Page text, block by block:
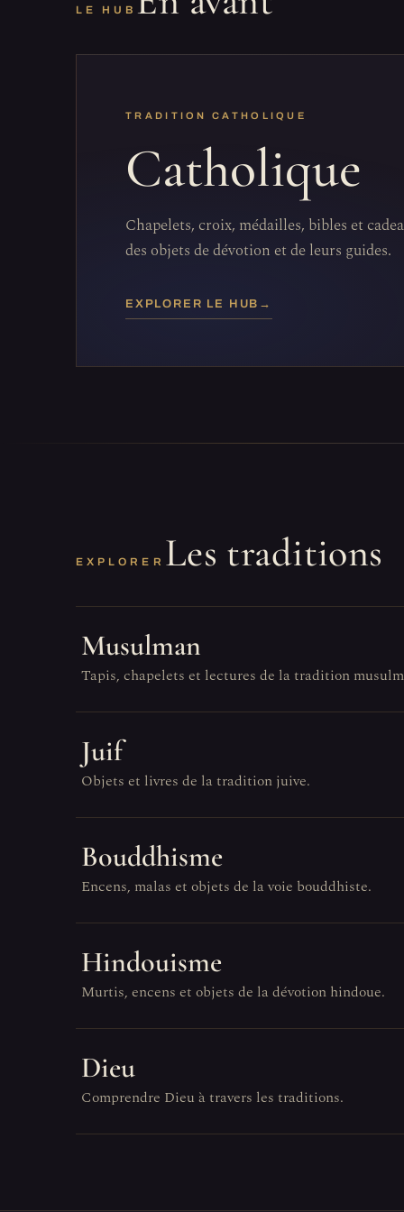
LE HUB
TRADITION CATHOLIQUE
Catholique
Chapelets, croix, médailles, bibles et
des objets de dévotion et de leurs guides.
EXPLORER LE HUB →
EXPLORER Les traditions
Musulman
Tapis, chapelets et lectures de la tradition
Juif
Objets et livres de la tradition juive.
Bouddhisme
Encens, malas et objets de la voie bouddhiste.
Hindouisme
Murtis, encens et objets de la dévotion hindoue.
Dieu
Comprendre Dieu à travers les traditions.